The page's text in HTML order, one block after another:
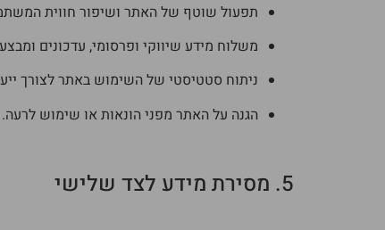
תפעול שוטף של האתר ושיפור חווית
משלוח מידע שיווקי ופרסומי, עדכונים
ניתוח סטטיסטי של השימוש באתר לצורך
הגנה על האתר מפני הונאות או שימוש לרעה.
5. מסירת מידע לצד שלישי